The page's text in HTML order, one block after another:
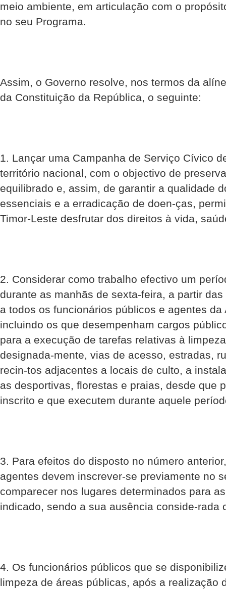
meio ambiente, em articulação com o
no seu Programa.
Assim, o Governo resolve, nos termos da
da Constituição da República, o seguinte:
1. Lançar uma Campanha de Serviço Cívico
território nacional, com o objectivo de
equilibrado e, assim, de garantir a qualidade
essenciais e a erradicação de doen-ças,
Timor-Leste desfrutar dos direitos à vida,
2. Considerar como trabalho efectivo um
durante as manhãs de sexta-feira, a partir
a todos os funcionários públicos e agentes
incluindo os que desempenham cargos
para a execução de tarefas relativas à
designada-mente, vias de acesso, estradas,
recin-tos adjacentes a locais de culto, a
as desportivas, florestas e praias, desde que
inscrito e que executem durante aquele
3. Para efeitos do disposto no número
agentes devem inscrever-se previamente no
comparecer nos lugares determinados para
indicado, sendo a sua ausência conside-rada
4. Os funcionários públicos que se
limpeza de áreas públicas, após a realização